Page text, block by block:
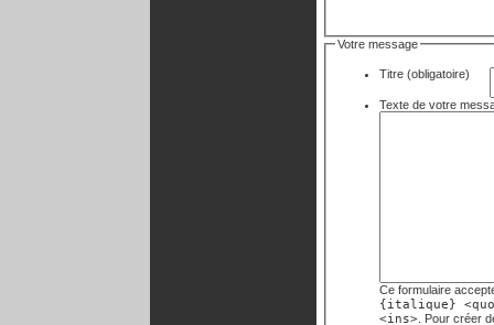
Votre message
Titre (obligatoire)
Ce formulaire
{italique}
<ins> . Pour créer